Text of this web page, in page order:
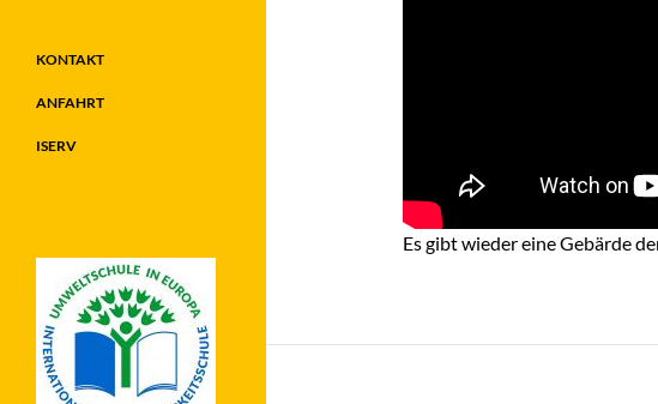
Es gibt wieder eine Gebärde
KONTAKT
ANFAHRT
ISERV